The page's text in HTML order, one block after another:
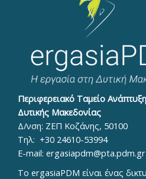
Περιφερειακό Ταμείο
Δυτικής Μακεδονίας
Δ/νση: ΖΕΠ Κοζάνης, 50100
Τηλ: +30 24610-53994
E-mail: ergasiapdm@pta.pdm.gr
To ergasiaPDM είναι ένας